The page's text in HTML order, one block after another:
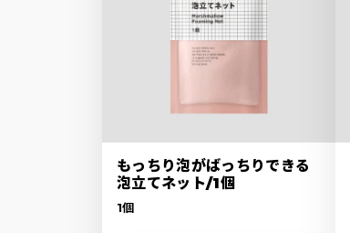
もっちり泡がばっちりできる
泡立てネット/1個
1個